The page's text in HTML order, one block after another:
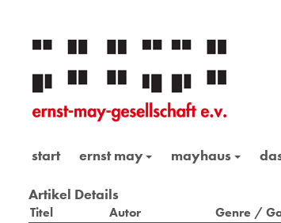
start ernst may mayhaus
Artikel Details
Titel Autor Genre /